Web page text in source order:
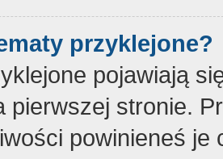
przyklejone?
pojawiają
pierwszej stronie.
powinieneś je